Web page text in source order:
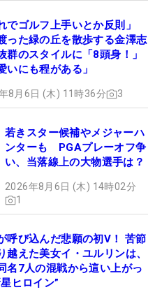
でゴルフ上手いとか反則」
った緑の丘を散歩する金澤志
群のスタイルに「8頭身！」
いにも程がある」
8月6日 (木) 11時36分 3
若きスター候補やメジャーハ
ンターも PGAプレーオフ争
い、当落線上の大物選手は？
2026年8月6日 (木) 14時02分
1
呼び込んだ悲願の初V！ 苦節
越えた美女イ・ユルリンは、
名7人の混戦から這い上がっ
ヒロイン”